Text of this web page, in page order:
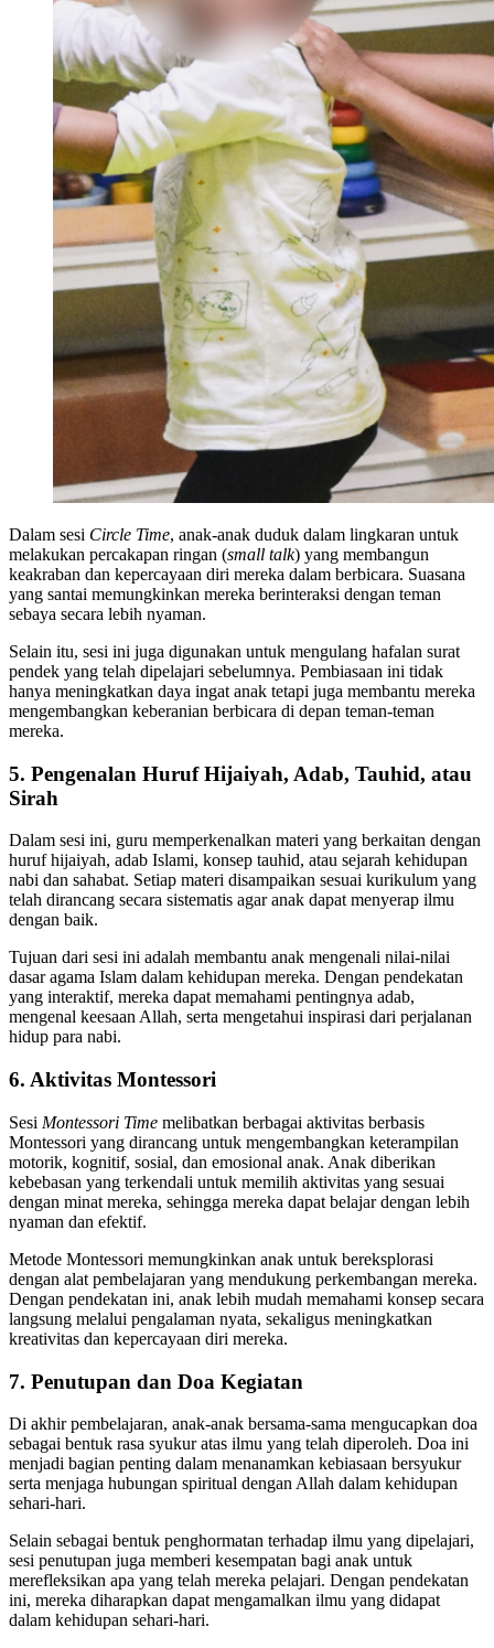
Dalam sesi Circle Time, anak-anak duduk dalam lingkaran untuk
melakukan percakapan ringan (small talk) yang membangun
keakraban dan kepercayaan diri mereka dalam berbicara. Suasana
yang santai memungkinkan mereka berinteraksi dengan teman
sebaya secara lebih nyaman.
Selain itu, sesi ini juga digunakan untuk mengulang hafalan surat
pendek yang telah dipelajari sebelumnya. Pembiasaan ini tidak
hanya meningkatkan daya ingat anak tetapi juga membantu mereka
mengembangkan keberanian berbicara di depan teman-teman
mereka.
5. Pengenalan Huruf Hijaiyah, Adab, Tauhid, atau
Sirah
Dalam sesi ini, guru memperkenalkan materi yang berkaitan dengan
huruf hijaiyah, adab Islami, konsep tauhid, atau sejarah kehidupan
nabi dan sahabat. Setiap materi disampaikan sesuai kurikulum yang
telah dirancang secara sistematis agar anak dapat menyerap ilmu
dengan baik.
Tujuan dari sesi ini adalah membantu anak mengenali nilai-nilai
dasar agama Islam dalam kehidupan mereka. Dengan pendekatan
yang interaktif, mereka dapat memahami pentingnya adab,
mengenal keesaan Allah, serta mengetahui inspirasi dari perjalanan
hidup para nabi.
6. Aktivitas Montessori
Sesi Montessori Time melibatkan berbagai aktivitas berbasis
Montessori yang dirancang untuk mengembangkan keterampilan
motorik, kognitif, sosial, dan emosional anak. Anak diberikan
kebebasan yang terkendali untuk memilih aktivitas yang sesuai
dengan minat mereka, sehingga mereka dapat belajar dengan lebih
nyaman dan efektif.
Metode Montessori memungkinkan anak untuk bereksplorasi
dengan alat pembelajaran yang mendukung perkembangan mereka.
Dengan pendekatan ini, anak lebih mudah memahami konsep secara
langsung melalui pengalaman nyata, sekaligus meningkatkan
kreativitas dan kepercayaan diri mereka.
7. Penutupan dan Doa Kegiatan
Di akhir pembelajaran, anak-anak bersama-sama mengucapkan doa
sebagai bentuk rasa syukur atas ilmu yang telah diperoleh. Doa ini
menjadi bagian penting dalam menanamkan kebiasaan bersyukur
serta menjaga hubungan spiritual dengan Allah dalam kehidupan
sehari-hari.
Selain sebagai bentuk penghormatan terhadap ilmu yang dipelajari,
sesi penutupan juga memberi kesempatan bagi anak untuk
merefleksikan apa yang telah mereka pelajari. Dengan pendekatan
ini, mereka diharapkan dapat mengamalkan ilmu yang didapat
dalam kehidupan sehari-hari.